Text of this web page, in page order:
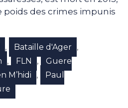
poids des crimes impunis
, Bataille d'Ager ,
, FLN ,
Guere
M’hidi ,
Paul